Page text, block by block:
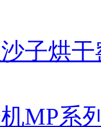
子烘
MP系